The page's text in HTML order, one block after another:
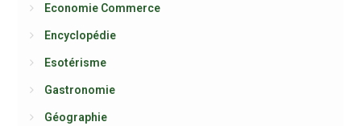
Economie Commerce
Encyclopédie
Esotérisme
Gastronomie
Géographie